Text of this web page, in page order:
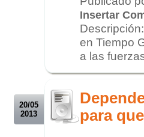
Insertar
en Tiempo
a las
20/05
2013
para